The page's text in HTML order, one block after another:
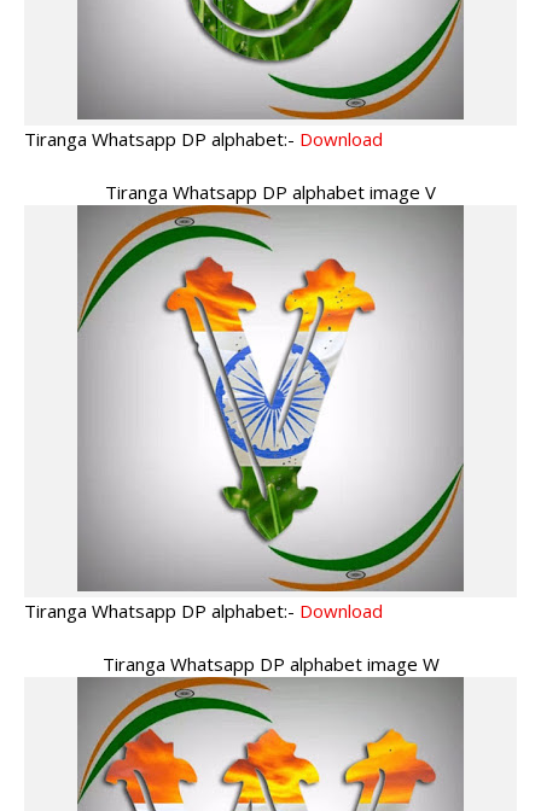
Tiranga Whatsapp DP alphabet:- Download
Tiranga Whatsapp DP alphabet image V
Tiranga Whatsapp DP alphabet:- Download
Tiranga Whatsapp DP alphabet image W